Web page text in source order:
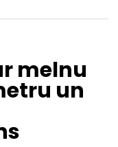
melnu
un